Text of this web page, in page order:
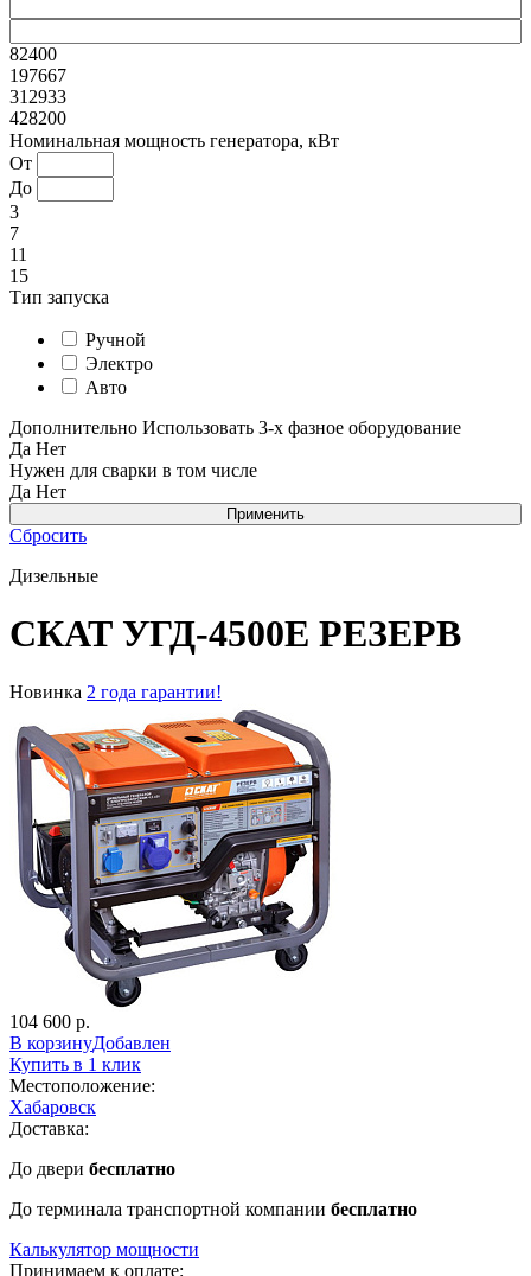
82400
197667
312933
428200
Номинальная мощность генератора, кВт
От
До
3
7
11
15
Тип запуска
Ручной
Электро
Авто
Дополнительно Использовать 3-х фазное оборудование
Да Нет
Нужен для сварки в том числе
Да Нет
Сбросить
Дизельные
СКАТ УГД-4500E РЕЗЕРВ
Новинка 2 года гарантии!
104 600 р.
В корзинуДобавлен
Купить в 1 клик
Местоположение:
Хабаровск
Доставка:
До двери бесплатно
До терминала транспортной компании бесплатно
Калькулятор мощности
Принимаем к оплате: